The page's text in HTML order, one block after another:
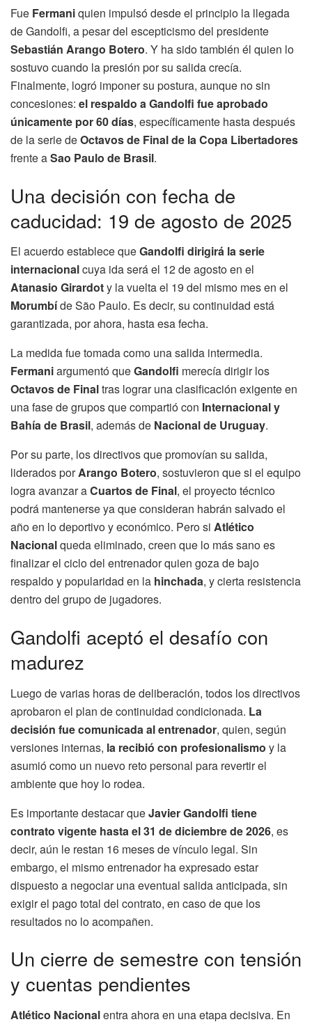
Fue Fermaniquien impulsó desde el principio la llegada
de Gandolfi, a pesar del escepticismo del presidente
Sebastián Arango Botero. Y ha sido también él quien lo
sostuvo cuando la presión por su salida crecía.
Finalmente, logró imponer su postura, aunque no sin
concesiones: el respaldo a Gandolfi fue aprobado
únicamente por 60 días, específicamente hasta después
de la serie deOctavos de Final de la Copa Libertadores
frente aSao Paulo de Brasil.
Una decisión con fecha de
caducidad: 19 de agosto de 2025
El acuerdo establece queGandolfi dirigirá la serie
internacionalcuya ida será el 12 de agosto en el
Atanasio Girardoty la vuelta el 19 del mismo mes en el
Morumbíde São Paulo. Es decir, su continuidad está
garantizada, por ahora, hasta esa fecha.
La medida fue tomada como una salida intermedia.
Fermaniargumentó queGandolfi merecía dirigir los
Octavos de Finaltras lograr una clasificación exigente en
una fase de grupos que compartió con Internacional y
Bahía de Brasil, además de Nacional de Uruguay.
Por su parte, los directivos que promovían su salida,
liderados porArango Botero, sostuvieron que si el equipo
logra avanzar aCuartos de Final, el proyecto técnico
podrá mantenerse ya que consideran habrán salvado el
año en lo deportivo y económico. Pero si Atlético
Nacionalqueda eliminado, creen que lo más sano es
finalizar el ciclo del entrenador quien goza de bajo
respaldo y popularidad en la hinchada, y cierta resistencia
dentro del grupo de jugadores.
Gandolfi aceptó el desafío con
madurez
Luego de varias horas de deliberación, todos los directivos
aprobaron el plan de continuidad condicionada. La
decisión fue comunicada al entrenador, quien, según
versiones internas, la recibió con profesionalismo y la
asumió como un nuevo reto personal para revertir el
ambiente que hoy lo rodea.
Es importante destacar queJavier Gandolfi tiene
contrato vigente hasta el 31 de diciembre de 2026, es
decir, aún le restan 16 meses de vínculo legal. Sin
embargo, el mismo entrenador ha expresado estar
dispuesto a negociar una eventual salida anticipada, sin
exigir el pago total del contrato, en caso de que los
resultados no lo acompañen.
Un cierre de semestre con tensión
y cuentas pendientes
Atlético Nacionalentra ahora en una etapa decisiva. En